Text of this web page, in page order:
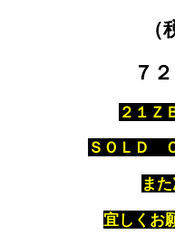
７
２１Ｚ
ＳＯＬＤ
ま
宜しくお